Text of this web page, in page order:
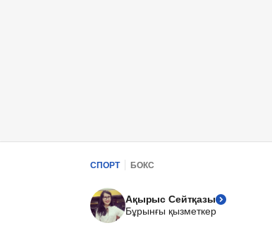
СПОРТ БОКС
Ақырыс Сейтқазы
Бұрынғы қызметкер